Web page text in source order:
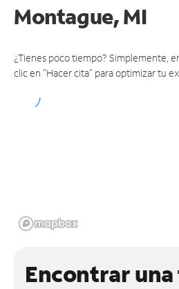
Montague, MI
¿Tienes poco tiempo? Simplemente,
clic en "Hacer cita" para optimizar tu
Encontrar